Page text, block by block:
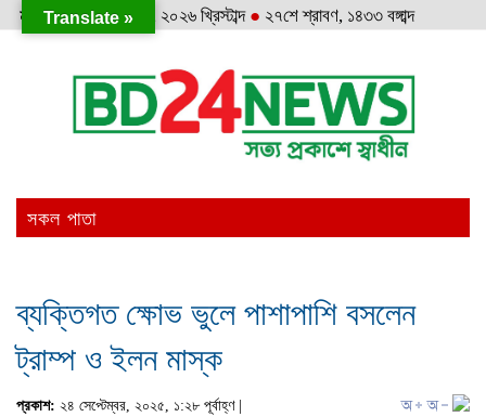
মঙ্গলবার●১১ই আগস্ট, ২০২৬ খ্রিস্টাব্দ ● ২৭শে শ্রাবণ, ১৪৩৩ বঙ্গাব্দ
সকল পাতা
ব্যক্তিগত ক্ষোভ ভুলে পাশাপাশি বসলেন
ট্রাম্প ও ইলন মাস্ক
প্রকাশ: ২৪ সেপ্টেম্বর, ২০২৫, ১:২৮ পূর্বাহ্ণ |
Translate »